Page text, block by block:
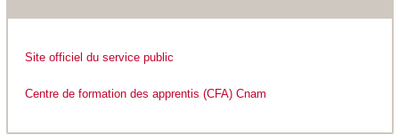
Site officiel du service public
Centre de formation des apprentis (CFA) Cnam